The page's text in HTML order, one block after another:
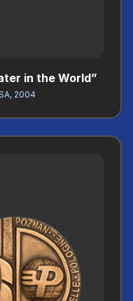
in the World”
2004